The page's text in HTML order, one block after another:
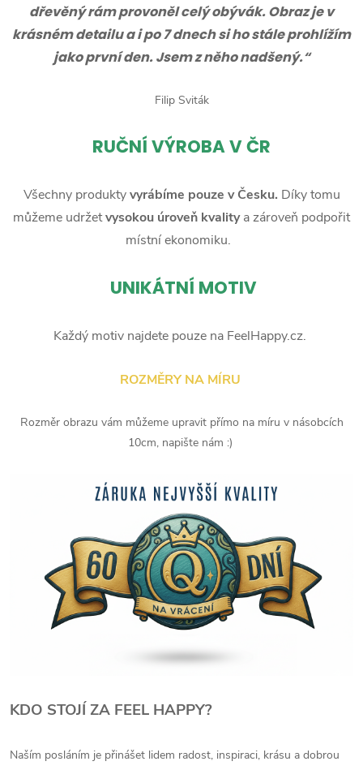
dřevěný rám provoněl celý obývák. Obraz je v
krásném detailu a i po 7 dnech si ho stále prohlížím
jako první den. Jsem z něho nadšený.“
Filip Sviták
RUČNÍ VÝROBA V ČR
Všechny produktyvyrábíme pouze v Česku. Díky tomu
můžeme udržetvysokou úroveň kvalitya zároveň podpořit
místní ekonomiku.
UNIKÁTNÍ MOTIV
Každý motiv najdete pouze na FeelHappy.cz.
ROZMĚRY NA MÍRU
Rozměr obrazu vám můžeme upravit přímo na míru v násobcích
10cm, napište nám :)
KDO STOJÍ ZA FEEL HAPPY?
Naším posláním je přinášet lidem radost, inspiraci, krásu a dobrou